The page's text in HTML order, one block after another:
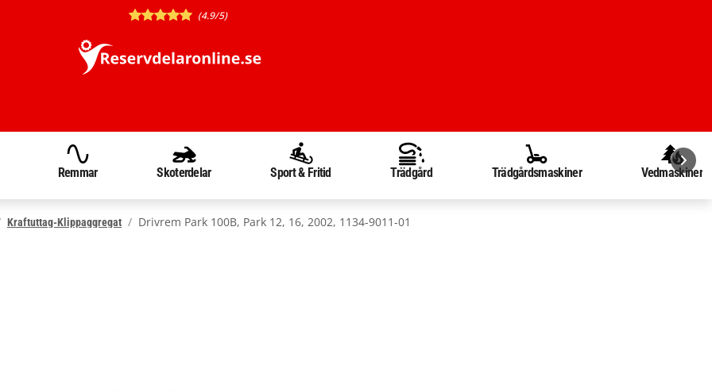
(4.9/5)
Remmar Skoterdelar Sport & Fritid Trädgård Trädgårdsmaskiner Vedmaskiner
Kraftuttag-Klippaggregat Drivrem Park 100B, Park 12, 16, 2002, 1134-9011-01